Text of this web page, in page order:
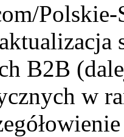
Polskie-
B2B
w